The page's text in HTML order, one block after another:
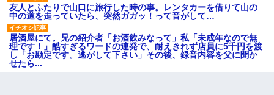
友人とふたりで山口に旅行した時の事。レンタカーを借りて山の
中の道を走っていたら、突然ガガッ！って音がして…
居酒屋にて。兄の紹介者「お酒飲みなって」私「未成年なので無
理です！」酷すぎるワードの連発で、耐えきれず店員に5千円を渡
し「お勘定です。逃がして下さい」その後、録音内容を父に聞か
せたら...